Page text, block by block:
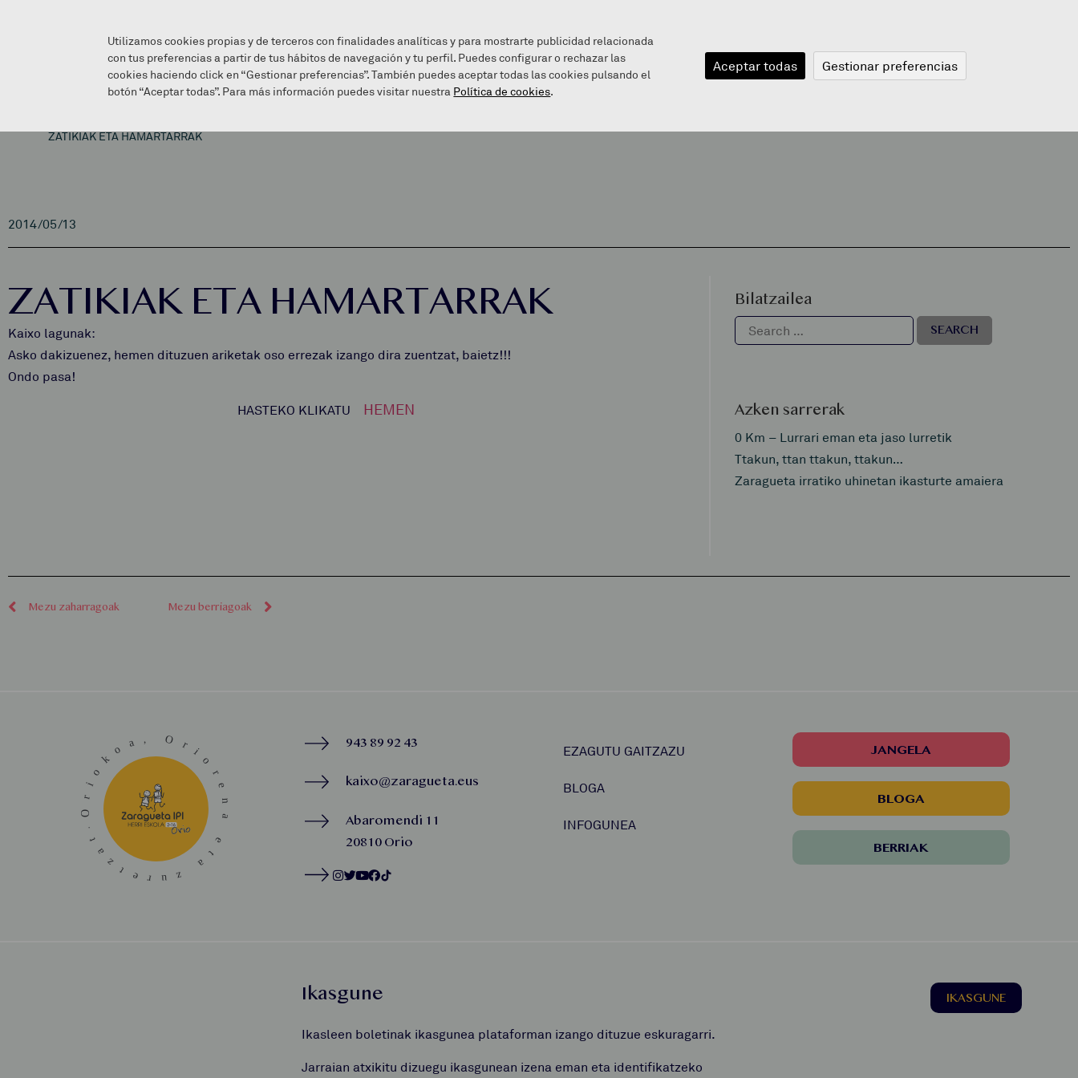
EZAGUTU GAITZAZU INFOGUNEA BALEAREN BIDEA JANGELA BLOGA BERRIAK
ZATIKIAK ETA HAMARTARRAK
2014/05/13
ZATIKIAK ETA HAMARTARRAK
Kaixo lagunak:
Asko dakizuenez, hemen dituzuen ariketak oso errezak izango dira zuentzat, baietz!!!
Ondo pasa!
HASTEKO KLIKATU HEMEN
Bilatzailea
Azken sarrerak
0 Km – Lurrari eman eta jaso lurretik
Ttakun, ttan ttakun, ttakun…
Zaragueta irratiko uhinetan ikasturte amaiera
Mezu zaharragoak Mezu berriagoak
943 89 92 43
kaixo@zaragueta.eus
Abaromendi 11
20810 Orio
EZAGUTU GAITZAZU
BLOGA
INFOGUNEA
JANGELA
BLOGA
BERRIAK
Ikasgune
Ikasleen boletinak ikasgunea plataforman izango dituzue eskuragarri.
Jarraian atxikitu dizuegu ikasgunean izena eman eta identifikatzeko
IKASGUNE
Utilizamos cookies propias y de terceros con finalidades analíticas y para mostrarte publicidad relacionada
con tus preferencias a partir de tus hábitos de navegación y tu perfil. Puedes configurar o rechazar las
cookies haciendo click en “Gestionar preferencias”. También puedes aceptar todas las cookies pulsando el
botón “Aceptar todas”. Para más información puedes visitar nuestra Política de cookies.
Aceptar todas Gestionar preferencias